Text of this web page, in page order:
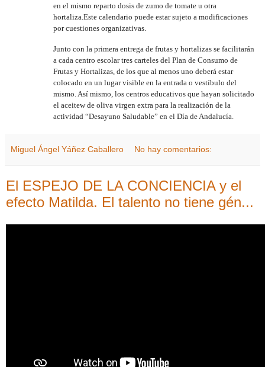
en el mismo reparto dosis de zumo de tomate u otra
hortaliza.Este calendario puede estar sujeto a modificaciones
por cuestiones organizativas.
Junto con la primera entrega de frutas y hortalizas se facilitarán
a cada centro escolar tres carteles del Plan de Consumo de
Frutas y Hortalizas, de los que al menos uno deberá estar
colocado en un lugar visible en la entrada o vestíbulo del
mismo. Así mismo, los centros educativos que hayan solicitado
el aceitew de oliva virgen extra para la realización de la
actividad “Desayuno Saludable” en el Día de Andalucía.
Miguel Ángel Yáñez Caballero No hay comentarios:
El ESPEJO DE LA CONCIENCIA y el
efecto Matilda. El talento no tiene gén...